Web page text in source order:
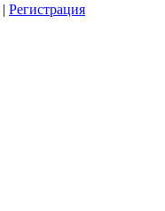
| Регистрация